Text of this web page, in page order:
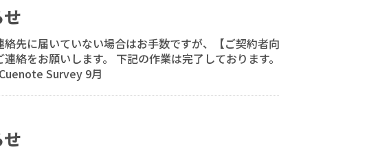
先に届いていない場合はお手数ですが、【ご契約者向
絡をお願いします。 下記の作業は完了しております。
Survey 9月